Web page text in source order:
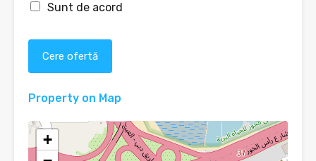
Sunt de acord
Cere ofertă
Property on Map
+